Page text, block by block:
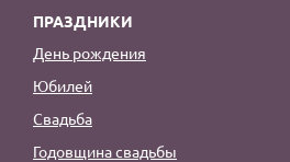
ПРАЗДНИКИ
День рождения
Юбилей
Свадьба
Годовщина свадьбы